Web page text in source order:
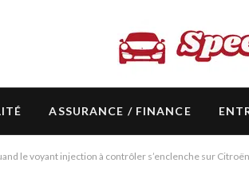
ASSURANCE / FINANCE
le voyant injection à contrôler s’enclenche sur